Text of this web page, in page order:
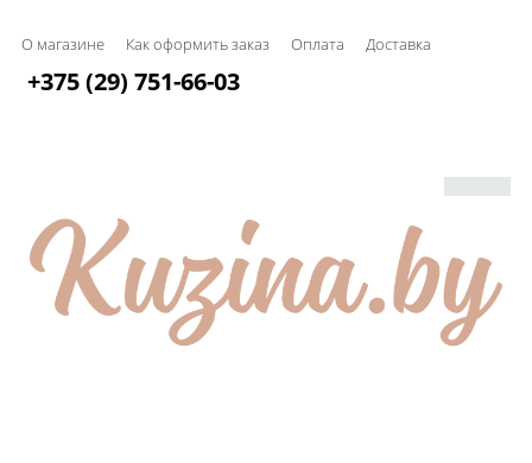
О магазине Как оформить заказ Оплата Доставка
+375 (29) 751-66-03